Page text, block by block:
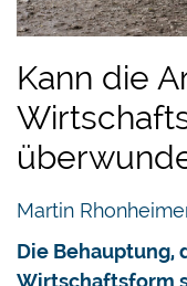
Kann die
Martin
Die Behauptung,
Wirtschaftsform